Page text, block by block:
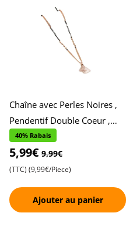
Chaîne avec Perles Noires ,
Pendentif Double Coeur ,
Design Romantique et
Élégant pour un Usage Quot
40% Rabais
5,99€ 9,99€
(TTC) (9,99€/Piece)
Ajouter au panier